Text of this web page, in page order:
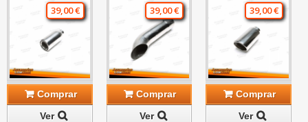
39,00 €
Comprar
Ver
39,00 €
Comprar
Ver
39,00 €
Comprar
Ver